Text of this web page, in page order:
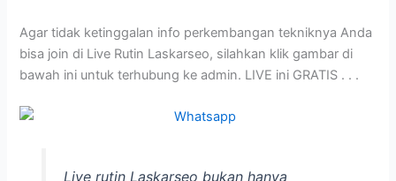
Agar tidak ketinggalan info perkembangan tekniknya Anda
bisa join di Live Rutin Laskarseo, silahkan klik gambar di
bawah ini untuk terhubung ke admin. LIVE ini GRATIS . . .
Live rutin Laskarseo bukan hanya